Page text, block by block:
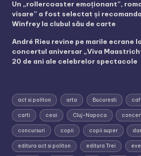
Un „rollercoaster emoționant”,
visare” a fost selectat și
Winfrey la clubul său de carte
André Rieu revine pe marile ecrane
concertul aniversar „Viva
20 de ani ale celebrelor spectacole
act si politon arta Bucuresti
carti ceai Cluj-Napoca
concursuri copii copii super
editura act si politon editura Trei